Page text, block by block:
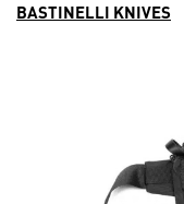
BASTINELLI KNIVES